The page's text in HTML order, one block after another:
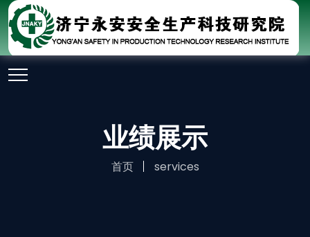
业绩展示
首页 services